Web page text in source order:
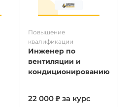
Повышение
квалификации
Инженер по
вентиляции и
кондиционированию
22 000 ₽ за курс